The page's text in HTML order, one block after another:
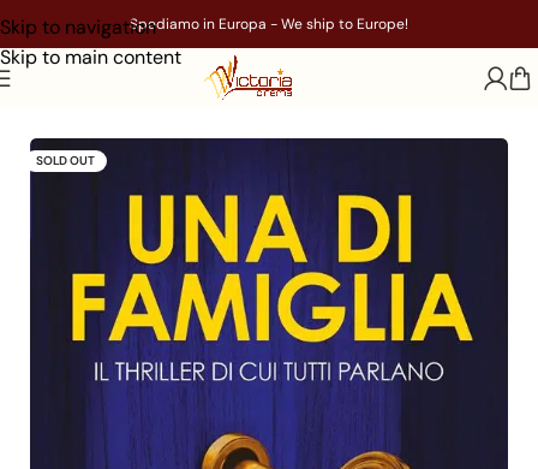
Skip to navigation
Skip to main content
Spediamo in Europa - We ship to Europe!
Giallo
SOLD OUT